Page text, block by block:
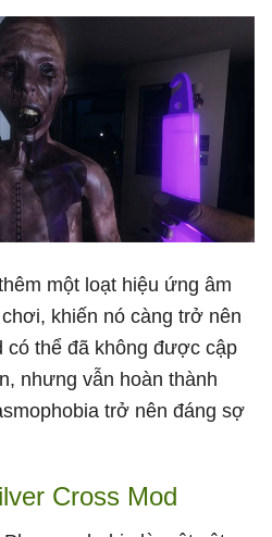
một loạt hiệu ứng âm
khiến nó càng trở nên
có thể đã không được cập
nhưng vẫn hoàn thành
trở nên đáng sợ
Cross Mod